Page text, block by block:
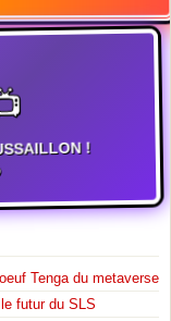
!
Tenga du metaverse
futur du SLS